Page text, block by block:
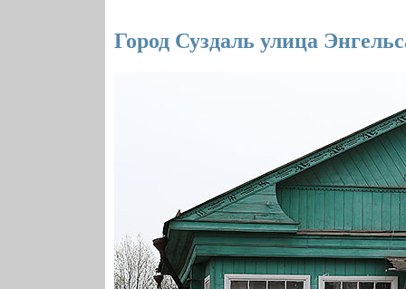
Город Суздаль улица